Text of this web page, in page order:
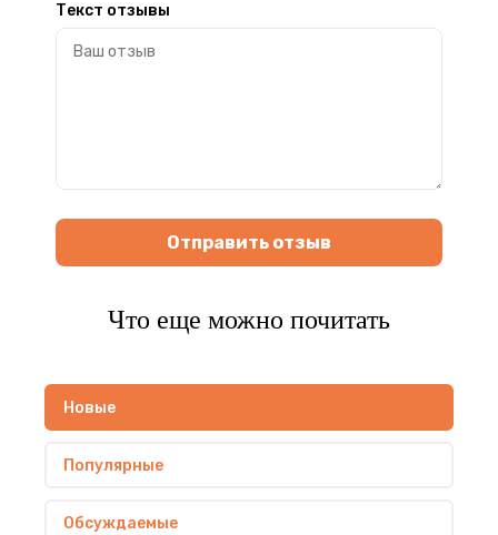
Текст отзывы
Отправить отзыв
Что еще можно почитать
Новые
Популярные
Обсуждаемые